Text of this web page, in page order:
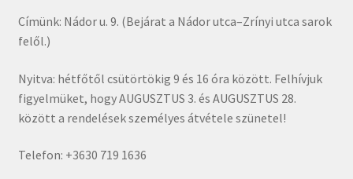
Címünk: Nádor u. 9. (Bejárat a Nádor utca–Zrínyi utca sarok
felől.)
Nyitva: hétfőtől csütörtökig 9 és 16 óra között. Felhívjuk
figyelmüket, hogy AUGUSZTUS 3. és AUGUSZTUS 28.
között a rendelések személyes átvétele szünetel!
Telefon: +3630 719 1636